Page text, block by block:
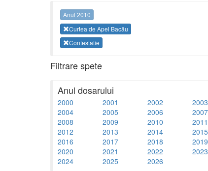
Anul 2010
Curtea de Apel Bacău
Contestatie
Filtrare spete
Anul dosarului
2000 2001 2002
2003
2004
2005 2006
2007
2008
2009 2010
2011
2012
2013 2014
2015
2016
2017 2018
2019
2020
2021 2022
2023
2024
2025 2026